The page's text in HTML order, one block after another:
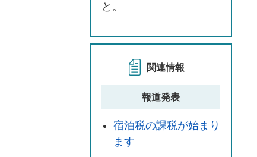
と。
関連情報
報道発表
宿泊税の課税が始まり
ます